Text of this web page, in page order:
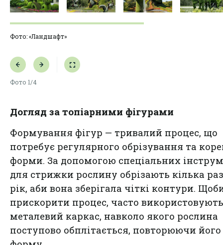
Фото: «Ландшафт»
Фото 1/4
Догляд за топіарними фігурами
Формування фігур — тривалий процес, що
потребує регулярного обрізування та
форми. За допомогою спеціальних
для стрижки рослину обрізають кілька
рік, аби вона зберігала чіткі контури.
прискорити процес, часто використовують
металевий каркас, навколо якого рослина
поступово обплітається, повторюючи його